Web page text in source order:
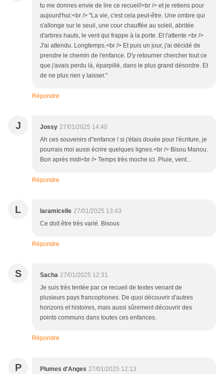
tu me donnes envie de lire ce recueil!<br /> et je retiens pour
aujourd'hui:<br /> "La vie, c'est cela peut-être. Une ombre qui
s'allonge sur le seuil, une cour chauffée au soleil, abritée
d'arbres hauts, le vent qui frappe à la porte. Et l'attente.<br />
J'ai attendu. Longtemps.<br /> Et puis un jour, j'ai décidé de
prendre le chemin de l'enfance. D'y retourner chercher tout ce
que j'avais perdu là, éparpillé, dans le plus grand désordre. Et
de ne plus rien y laisser."
Répondre
J Jossy 27/01/2025 14:40
Ah ces souvenirs d"enfance ! si j'étais douée pour l'écriture, je
pourrais moi aussi écrire quelques lignes.<br /> Bisou Manou.
Bon après midi<br /> Temps très moche ici. Pluie, vent...
Répondre
L laramicelle 27/01/2025 13:43
Ce doit être très varié. Bisous
Répondre
S Sacha 27/01/2025 12:31
Je suis très tentée par ce recueil de textes venant de
plusieurs pays francophones. De quoi découvrir d'autres
horizons et histoires, mais aussi sûrement découvrir des
points communs dans toutes ces enfances.
Répondre
P Plumes d'Anges 27/01/2025 12:13